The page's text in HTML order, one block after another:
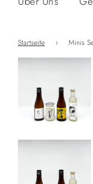
Startseite › Minis